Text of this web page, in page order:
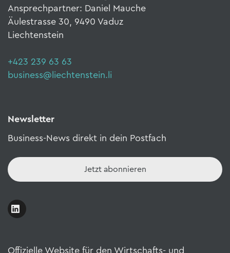
Ansprechpartner: Daniel Mauche
Äulestrasse 30, 9490 Vaduz
Liechtenstein
+423 239 63 63
business@liechtenstein.li
Newsletter
Business-News direkt in dein Postfach
Jetzt abonnieren
Offizielle Website für den Wirtschafts- und